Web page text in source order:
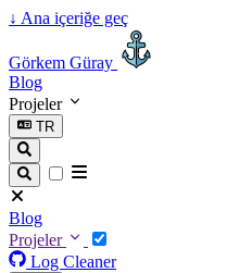
↓ Ana içeriğe geç
Görkem Güray
Blog
Projeler
TR
Blog
Projeler
Log Cleaner